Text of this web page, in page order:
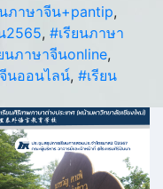
ภาษาจีน+pantip,
2565, #เรียนภาษา
นภาษาจีนonline,
นออนไลน์, #เรียน